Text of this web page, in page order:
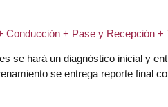
Conducción + Pase y Recepción +
se hará un diagnóstico inicial y
se entrega reporte final